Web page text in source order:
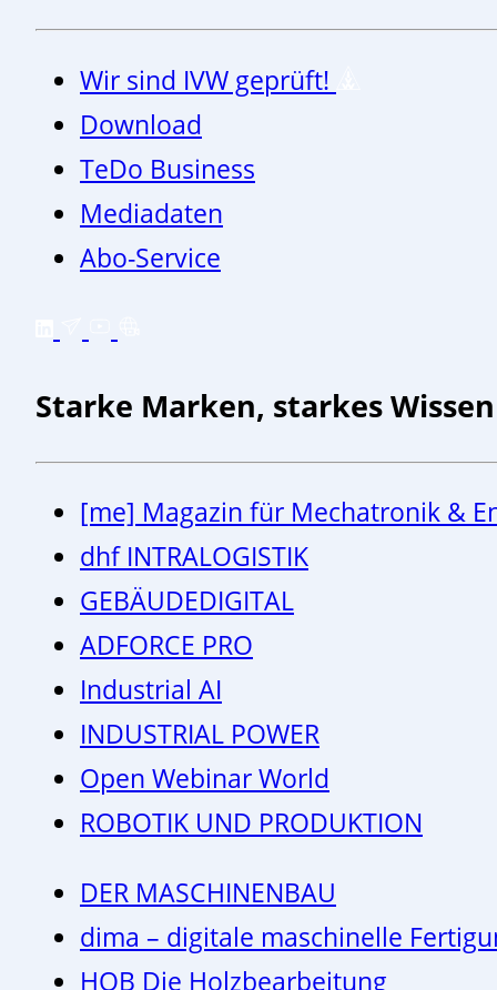
Wir sind IVW geprüft!
Download
TeDo Business
Mediadaten
Abo-Service
Starke Marken, starkes
[me] Magazin für Mechatronik &
dhf INTRALOGISTIK
GEBÄUDEDIGITAL
ADFORCE PRO
Industrial AI
INDUSTRIAL POWER
Open Webinar World
ROBOTIK UND PRODUKTION
DER MASCHINENBAU
dima – digitale maschinelle
HOB Die Holzbearbeitung